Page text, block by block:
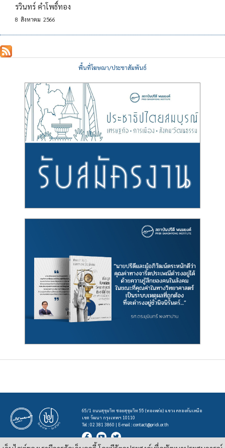
รวินทร์ คำโพธิ์ทอง
8 สิงหาคม 2566
พื้นที่โฆษณา/ประชาสัมพันธ์
65/1 ถนนสุขุมวิท ซอยสุขุมวิท 55 (ทองหล่อ) แขวง คลองตันเหนือ
เขต วัฒนา กรุงเทพฯ 10110
Tel : 02 381 3860 | E-mail :contact@pridi.or.th